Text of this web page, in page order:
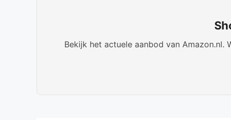
Bekijk het actuele aanbod van